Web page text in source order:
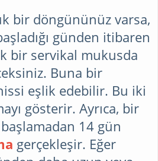
mümkün mü ?
bir döngününüz varsa,
günden itibaren
bir servikal mukusda
Buna bir
eşlik edebilir. Bu iki
gösterir. Ayrıca, bir
14 gün
gerçekleşir. Eğer